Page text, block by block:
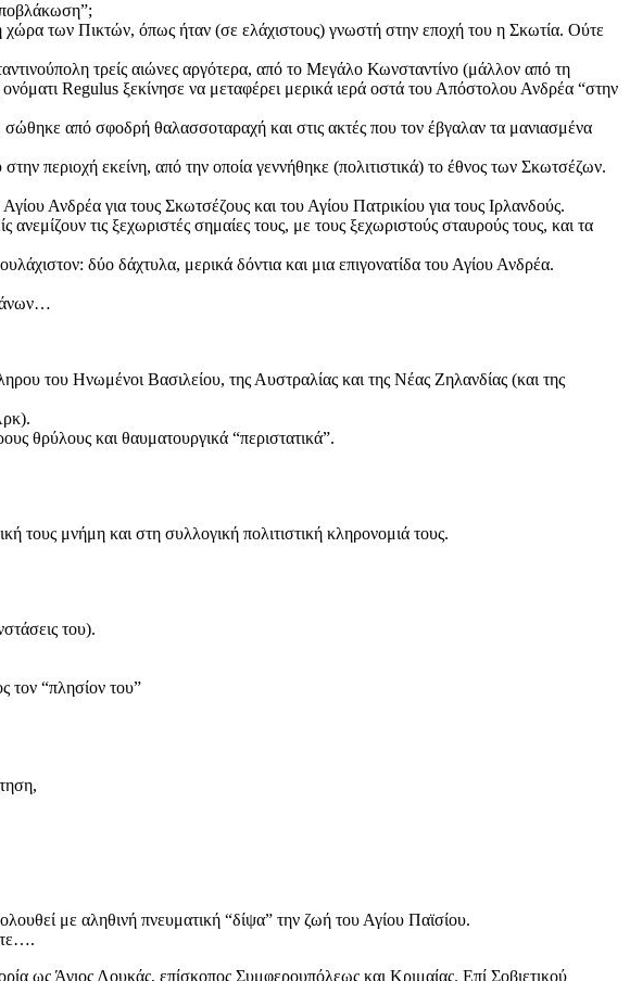
χώρα των Πικτών, όπως ήταν (σε ελάχιστους) γνωστή στην εποχή του η Σκωτία. Ούτε
τρείς αιώνες αργότερα, από το Μεγάλο Κωνσταντίνο (μάλλον από τη
Regulus ξεκίνησε να μεταφέρει μερικά ιερά οστά του Απόστολου Ανδρέα “στην
σώθηκε από σφοδρή θαλασσοταραχή και στις ακτές που τον έβγαλαν τα μανιασμένα
περιοχή εκείνη, από την οποία γεννήθηκε (πολιτιστικά) το έθνος των Σκωτσέζων.
Ανδρέα για τους Σκωτσέζους και του Αγίου Πατρικίου για τους Ιρλανδούς.
τις ξεχωριστές σημαίες τους, με τους ξεχωριστούς σταυρούς τους, και τα
δύο δάχτυλα, μερικά δόντια και μια επιγονατίδα του Αγίου Ανδρέα.
του Ηνωμένοι Βασιλείου, της Αυστραλίας και της Νέας Ζηλανδίας (και της
θρύλους και θαυματουργικά “περιστατικά”.
τους μνήμη και στη συλλογική πολιτιστική κληρονομιά τους.
του).
τον “πλησίον του”
με αληθινή πνευματική “δίψα” την ζωή του Αγίου Παϊσίου.
ως Άγιος Λουκάς, επίσκοπος Συμφερουπόλεως και Κριμαίας. Επί Σοβιετικού